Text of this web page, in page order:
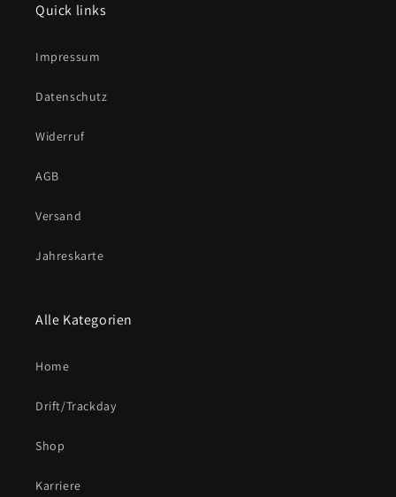
Quick links
Impressum
Datenschutz
Widerruf
AGB
Versand
Jahreskarte
Alle Kategorien
Home
Drift/Trackday
Shop
Karriere